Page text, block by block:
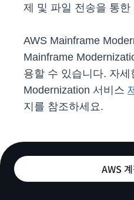
제 및 파일 전송을 통
AWS Mainframe
Mainframe
용할 수 있습니다. 자
Modernization 서비스
지를 참조하세요.
AWS